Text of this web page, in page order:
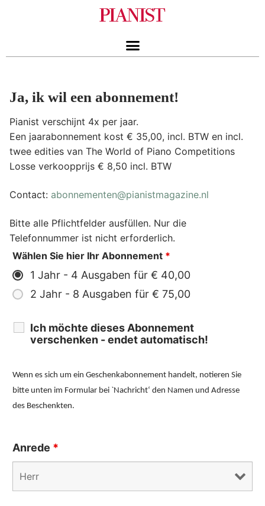
Ja, ik wil een abonnement!
Pianist verschijnt 4x per jaar.
Een jaarabonnement kost € 35,00, incl. BTW en incl.
twee edities van The World of Piano Competitions
Losse verkoopprijs € 8,50 incl. BTW
Contact: abonnementen@pianistmagazine.nl
Bitte alle Pflichtfelder ausfüllen. Nur die
Telefonnummer ist nicht erforderlich.
Wählen Sie hier Ihr Abonnement *
1 Jahr - 4 Ausgaben für € 40,00
2 Jahr - 8 Ausgaben für € 75,00
Ich möchte dieses Abonnement
verschenken - endet automatisch!
Wenn es sich um ein Geschenkabonnement handelt, notieren Sie
bitte unten im Formular bei `Nachricht‘ den Namen und Adresse
des Beschenkten.
Anrede *